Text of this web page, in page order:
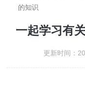
的知识
一起学习有
更新时间：